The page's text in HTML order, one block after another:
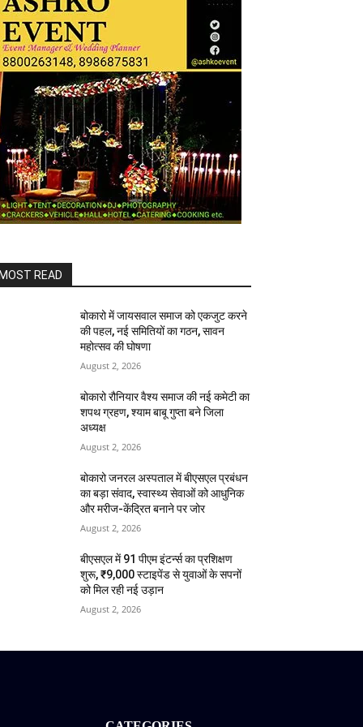
MOST READ
बोकारो में जायसवाल समाज को एकजुट करने
की पहल, नई समितियों का गठन, सावन
महोत्सव की घोषणा
August 2, 2026
बोकारो रौनियार वैश्य समाज की नई कमेटी का
शपथ ग्रहण, श्याम बाबू गुप्ता बने जिला
अध्यक्ष
August 2, 2026
बोकारो जनरल अस्पताल में बीएसएल प्रबंधन
का बड़ा संवाद, स्वास्थ्य सेवाओं को आधुनिक
और मरीज-केंद्रित बनाने पर जोर
August 2, 2026
बीएसएल में 91 पीएम इंटर्न्स का प्रशिक्षण
शुरू, ₹9,000 स्टाइपेंड से युवाओं के सपनों
को मिल रही नई उड़ान
August 2, 2026